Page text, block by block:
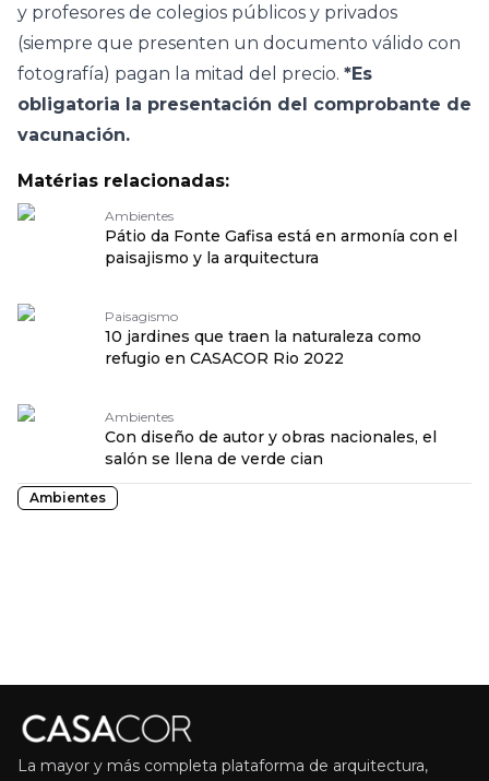
y profesores de colegios públicos y privados
(siempre que presenten un documento válido con
fotografía) pagan la mitad del precio. *Es
obligatoria la presentación del comprobante de
vacunación.
Matérias relacionadas:
Ambientes
Pátio da Fonte Gafisa está en armonía con el
paisajismo y la arquitectura
Paisagismo
10 jardines que traen la naturaleza como
refugio en CASACOR Rio 2022
Ambientes
Con diseño de autor y obras nacionales, el
salón se llena de verde cian
Ambientes
La mayor y más completa plataforma de arquitectura,